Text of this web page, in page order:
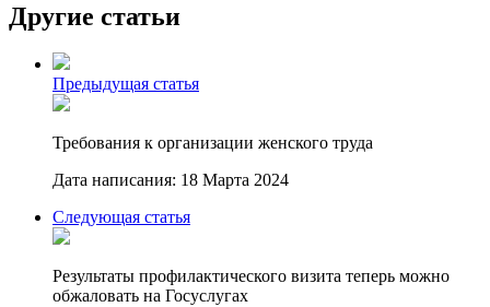
Другие статьи
Предыдущая статья
Требования к организации женского труда
Дата написания: 18 Марта 2024
Следующая статья
Результаты профилактического визита теперь можно
обжаловать на Госуслугах